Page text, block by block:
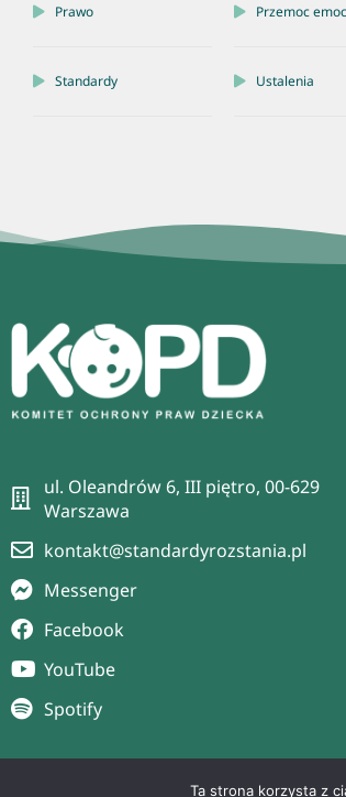
Prawo Przemoc
Standardy Ustalenia
ul. Oleandrów 6, III piętro, 00-629
Warszawa
kontakt@standardyrozstania.pl
Messenger
Facebook
YouTube
Spotify
Ta strona korzysta z